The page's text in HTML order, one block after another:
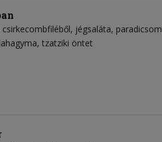
csirkecombfiléből jégsaláta paradicsom
tzatziki öntet